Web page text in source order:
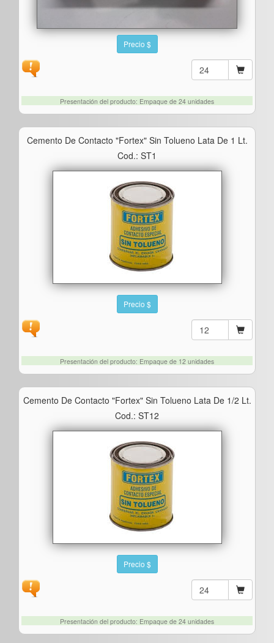
Precio $
Presentación del producto: Empaque de 24 unidades
Cemento De Contacto "fortex" Sin Tolueno Lata De 1 Lt.
Cod.: ST1
Precio $
Presentación del producto: Empaque de 12 unidades
Cemento De Contacto "fortex" Sin Tolueno Lata De 1/2 Lt.
Cod.: ST12
Precio $
Presentación del producto: Empaque de 24 unidades